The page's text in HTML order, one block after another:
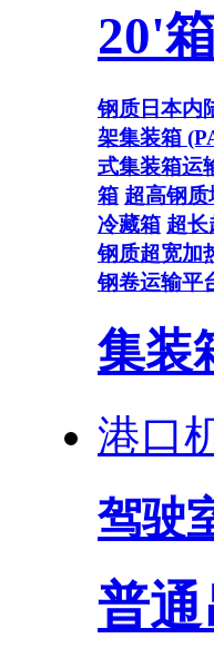
20'
钢质日本内
架集装箱
式集装箱运
箱 超高钢
冷藏箱 超长
钢质超宽加
钢卷运输平
集装
港口
驾驶
普通